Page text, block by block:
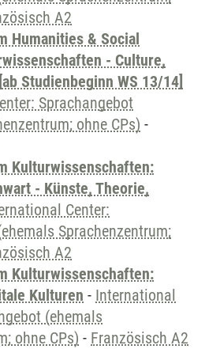
A2
Humanities & Social
- Culture,
Studienbeginn WS 13/14]
Sprachangebot
ohne CPs) -
Kulturwissenschaften:
- Künste, Theorie,
Center:
Sprachenzentrum;
A2
Kulturwissenschaften:
Kulturen - International
(ehemals
ohne CPs) - Französisch A2